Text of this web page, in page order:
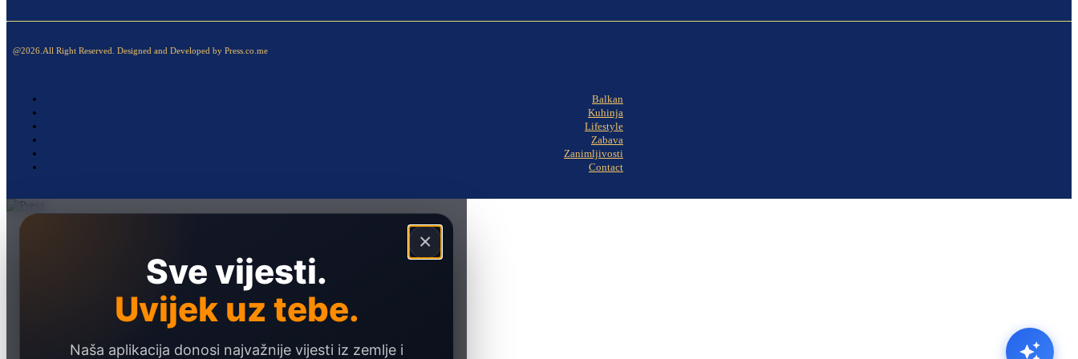
@2026.All Right Reserved. Designed and Developed by Press.co.me
Balkan
Kuhinja
Lifestyle
Zabava
Zanimljivosti
Contact
×
Sve vijesti.
Uvijek uz tebe.
Naša aplikacija donosi najvažnije vijesti iz zemlje i